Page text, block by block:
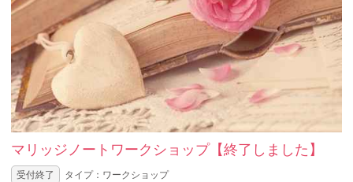
マリッジノートワークショップ【終了しました】
受付終了 タイプ：ワークショップ